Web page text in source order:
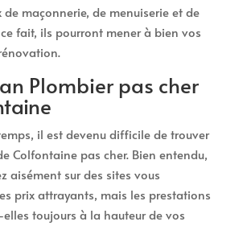
maçonnerie, de menuiserie et de
fait, ils pourront mener à bien vos
Plombier pas cher
il est devenu difficile de trouver
Colfontaine pas cher. Bien entendu,
aisément sur des sites vous
prix attrayants, mais les prestations
toujours à la hauteur de vos